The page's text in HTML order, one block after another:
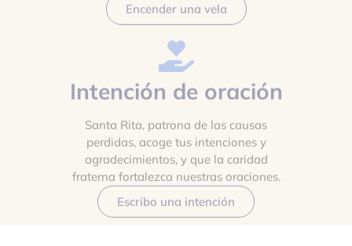
Encender una vela
Intención de oración
Santa Rita, patrona de las causas
perdidas, acoge tus intenciones y
agradecimientos, y que la caridad
fraterna fortalezca nuestras oraciones.
Escribo una intención